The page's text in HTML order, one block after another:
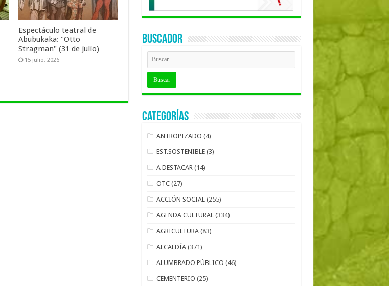
Espectáculo teatral de
Abubukaka: "Otto
Stragman" (31 de julio)
15 julio, 2026
BUSCADOR
Categorías
ANTROPIZADO (4)
EST.SOSTENIBLE (3)
A DESTACAR (14)
OTC (27)
ACCIÓN SOCIAL (255)
AGENDA CULTURAL (334)
AGRICULTURA (83)
ALCALDÍA (371)
ALUMBRADO PÚBLICO (46)
CEMENTERIO (25)